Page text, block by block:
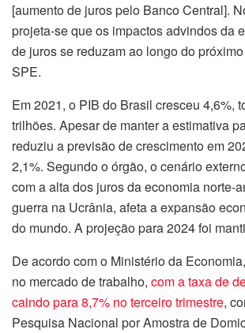
[aumento de juros pelo Banco Central].
projeta-se que os impactos advindos da
de juros se reduzam ao longo do
SPE.
Em 2021, o PIB do Brasil cresceu 4,6%,
trilhões. Apesar de manter a estimativa
reduziu a previsão de crescimento em
2,1%. Segundo o órgão, o cenário
com a alta dos juros da economia norte-
guerra na Ucrânia, afeta a expansão
do mundo. A projeção para 2024 foi
De acordo com o Ministério da
no mercado de trabalho, com a taxa de
caindo para 8,7% no terceiro trimestre,
Pesquisa Nacional por Amostra de